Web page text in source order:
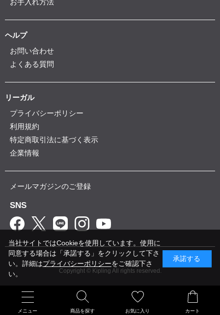
メニュー 商品を探す お気に入り カート
お手入れ方法
ヘルプ
お問い合わせ
よくある質問
リーガル
プライバシーポリシー
利用規約
特定商取引法に基づく表示
企業情報
メールマガジンのご登録
SNS
Copyright © Kipling All rights reserved.
当社サイトではCookieを使用しています。使用に
同意する場合は「承諾する」をクリックして下さ
い。詳細はプライバシーポリシーをご確認下さ
い。
承諾する